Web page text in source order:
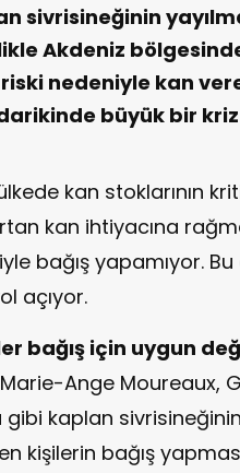
sivrisineğinin
Akdeniz
riski nedeniyle kan
büyük bir
ülkede kan stoklarının
kan ihtiyacına
bağış yapamıyor.
açıyor.
bağış için uygun
Marie-Ange Moureaux,
kaplan
kişilerin bağış